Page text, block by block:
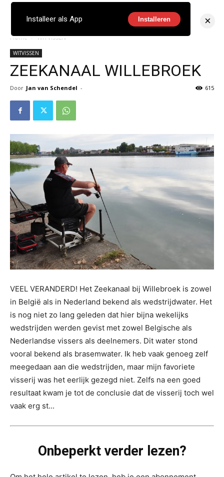
Home WITVISSEN
WITVISSEN
ZEEKANAAL WILLEBROEK
Door Jan van Schendel - 615
VEEL VERANDERD! Het Zeekanaal bij Willebroek is zowel
in België als in Nederland bekend als wedstrijdwater. Het
is nog niet zo lang geleden dat hier bijna wekelijks
wedstrijden werden gevist met zowel Belgische als
Nederlandse vissers als deelnemers. Dit water stond
vooral bekend als brasemwater. Ik heb vaak genoeg zelf
meegedaan aan die wedstrijden, maar mijn favoriete
visserij was het eerlijk gezegd niet. Zelfs na een goed
resultaat kwam je tot de conclusie dat de visserij toch wel
vaak erg st...
Onbeperkt verder lezen?
Installeer als App Installeren ×